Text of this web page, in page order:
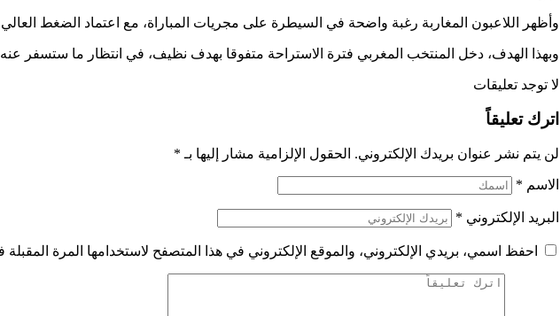
وأظهر اللاعبون المغاربة رغبة واضحة في السيطرة على مجريات المباراة، مع اعتماد الضغط
وبهذا الهدف، دخل المنتخب المغربي فترة الاستراحة متفوقا بهدف نظيف، في انتظار ما ستسفر
لا توجد تعليقات
اترك تعليقاً
لن يتم نشر عنوان بريدك الإلكتروني. الحقول الإلزامية مشار إليها بـ *
الاسم *
البريد الإلكتروني *
احفظ اسمي، بريدي الإلكتروني، والموقع الإلكتروني في هذا المتصفح لاستخدامها المرة المقبلة